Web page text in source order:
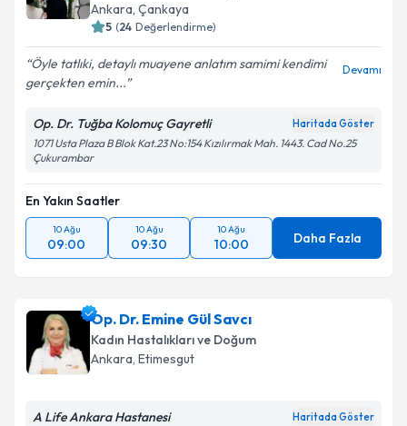
Ankara, Çankaya
5 (24 Değerlendirme)
Öyle tatlıki, detaylı muayene anlatım samimi kendimi
gerçekten emin...
Devamı
Op. Dr. Tuğba Kolomuç Gayretli Haritada Göster
1071 Usta Plaza B Blok Kat.23 No:154 Kızılırmak Mah. 1443. Cad No.25
Çukurambar
En Yakın Saatler
10 Ağu
09:00
10 Ağu
09:30
10 Ağu
10:00 Daha Fazla
Op. Dr. Emine Gül Savcı
Kadın Hastalıkları ve Doğum
Ankara, Etimesgut
A Life Ankara Hastanesi Haritada Göster